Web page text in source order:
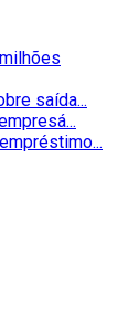
saída...